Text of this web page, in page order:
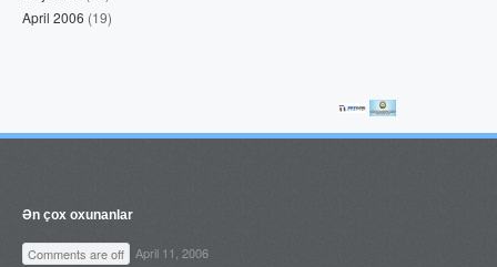
April 2006 (19)
Ən çox oxunanlar
Comments are off April 11, 2006